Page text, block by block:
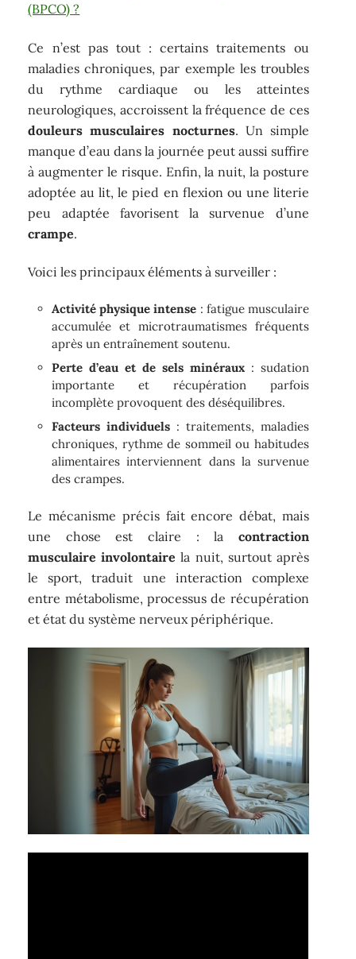
(BPCO) ?
Ce n’est pas tout : certains traitements ou
maladies chroniques, par exemple les troubles
du rythme cardiaque ou les atteintes
neurologiques, accroissent la fréquence de ces
douleurs musculaires nocturnes. Un simple
manque d’eau dans la journée peut aussi suffire
à augmenter le risque. Enfin, la nuit, la posture
adoptée au lit, le pied en flexion ou une literie
peu adaptée favorisent la survenue d’une
crampe.
Voici les principaux éléments à surveiller :
Activité physique intense : fatigue musculaire
accumulée et microtraumatismes fréquents
après un entraînement soutenu.
Perte d’eau et de sels minéraux: sudation
importante et récupération parfois
incomplète provoquent des déséquilibres.
Facteurs individuels : traitements, maladies
chroniques, rythme de sommeil ou habitudes
alimentaires interviennent dans la survenue
des crampes.
Le mécanisme précis fait encore débat, mais
une chose est claire : la contraction
musculaire involontaire la nuit, surtout après
le sport, traduit une interaction complexe
entre métabolisme, processus de récupération
et état du système nerveux périphérique.